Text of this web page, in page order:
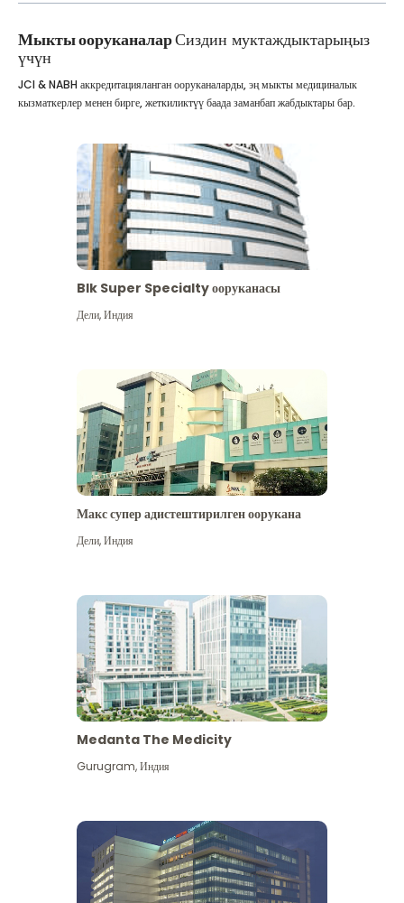
Мыкты ооруканаларСиздин муктаждыктарыңыз
үчүн
JCI & NABH аккредитацияланган ооруканаларды, эң мыкты медициналык
кызматкерлер менен бирге, жеткиликтүү баада заманбап жабдыктары бар.
Blk Super Specialty ооруканасы
Дели,Индия
Макс супер адистештирилген оорукана
Дели,Индия
Medanta The Medicity
Gurugram,Индия